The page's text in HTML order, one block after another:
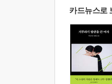
카드뉴스로